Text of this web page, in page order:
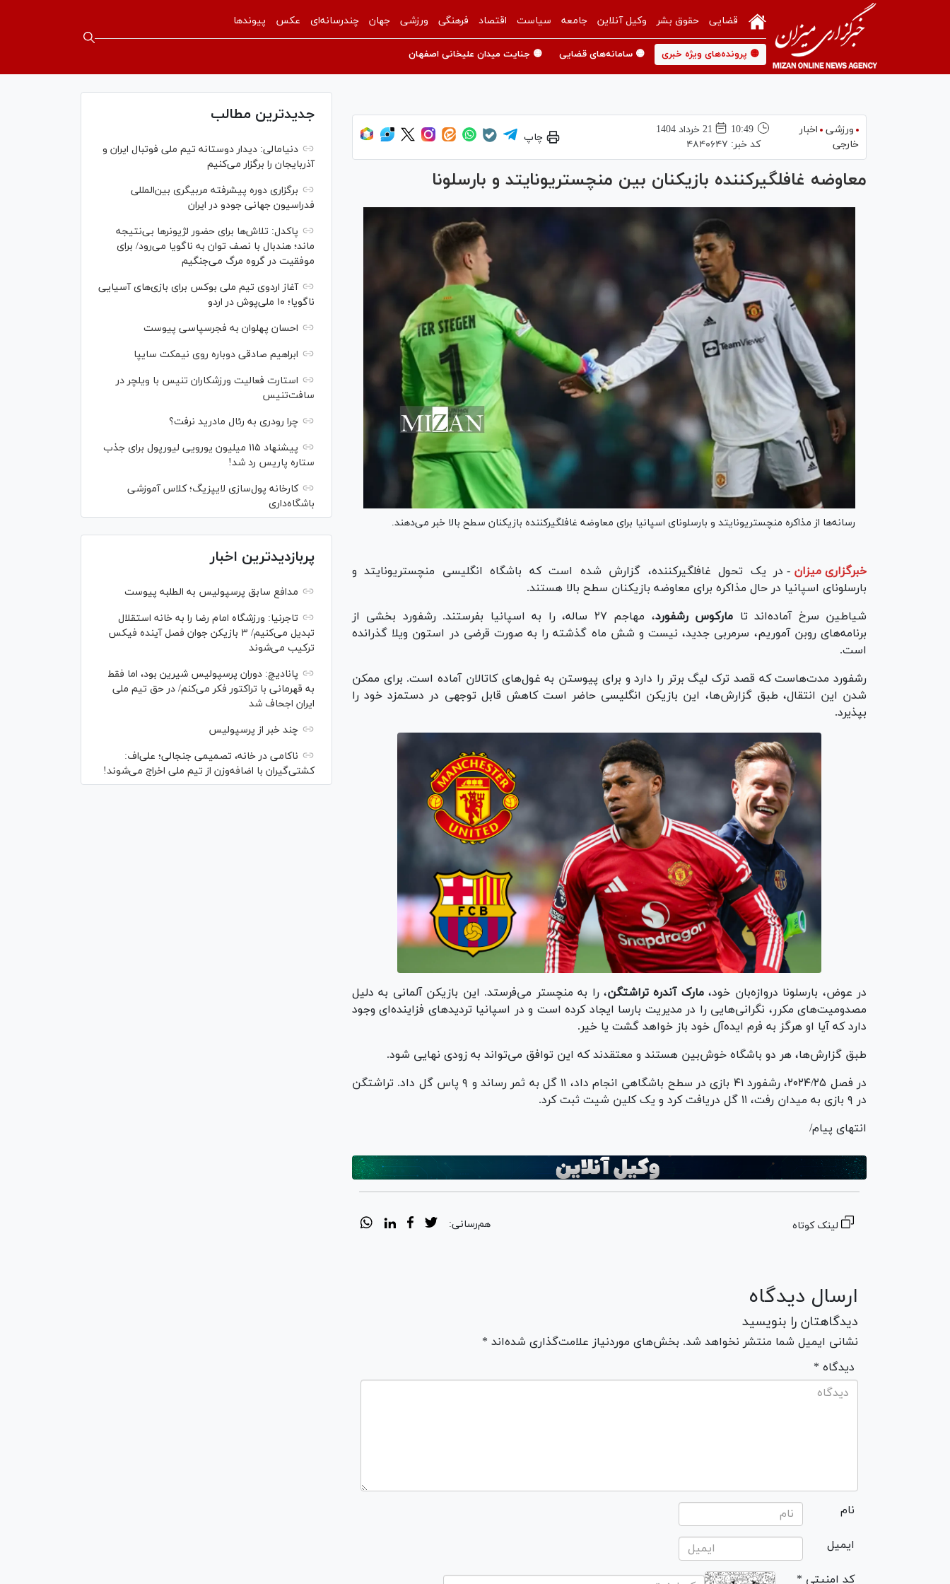
قضایی حقوق بشر وکیل آنلاین جامعه سیاست اقتصاد فرهنگی ورزشی جهان چندرسانه‌ای عکس پیوندها
🟡 پرونده‌های ویژه خبری 🟡 سامانه‌های قضایی 🟡 جنایت میدان علیخانی اصفهان
ورزشی
اخبار
خارجی
10:49
21 خرداد 1404
کد خبر: ۴۸۴۰۶۴۷
چاپ
معاوضه غافلگیرکننده بازیکنان بین منچستریونایتد و بارسلونا
رسانه‌ها از مذاکره منچستریونایتد و بارسلونای اسپانیا برای معاوضه غافلگیرکننده بازیکنان سطح بالا خبر می‌دهند.
خبرگزاری میزان - در یک تحول غافلگیرکننده، گزارش شده است که باشگاه انگلیسی منچستریونایتد و
بارسلونای اسپانیا در حال مذاکره برای معاوضه بازیکنان سطح بالا هستند.
شیاطین سرخ آماده‌اند تا مارکوس رشفورد
، مهاجم ۲۷ ساله، را به اسپانیا بفرستند. رشفورد بخشی از
برنامه‌های روبن آموریم، سرمربی جدید، نیست و شش ماه گذشته را به صورت قرضی در استون ویلا گذرانده
است.
رشفورد مدت‌هاست که قصد ترک لیگ برتر را دارد و برای پیوستن به غول‌های کاتالان آماده است. برای ممکن
شدن این انتقال، طبق گزارش‌ها، این بازیکن انگلیسی حاضر است کاهش قابل توجهی در دستمزد خود را
بپذیرد.
در عوض، بارسلونا دروازه‌بان خود،مارک آندره تراشتگن، را به منچستر می‌فرستد. این بازیکن آلمانی به دلیل
مصدومیت‌های مکرر، نگرانی‌هایی را در مدیریت بارسا ایجاد کرده است و در اسپانیا تردید‌های فزاینده‌ای وجود
دارد که آیا او هرگز به فرم ایده‌آل خود باز خواهد گشت یا خیر.
طبق گزارش‌ها، هر دو باشگاه خوش‌بین هستند و معتقدند که این توافق می‌تواند به زودی نهایی شود.
در فصل ۲۰۲۴/۲۵، رشفورد ۴۱ بازی در سطح باشگاهی انجام داد، ۱۱ گل به ثمر رساند و ۹ پاس گل داد. تراشتگن
در ۹ بازی به میدان رفت، ۱۱ گل دریافت کرد و یک کلین شیت ثبت کرد.
انتهای پیام/
لینک کوتاه هم‌رسانی:
ارسال دیدگاه
دیدگاهتان را بنویسید
نشانی ایمیل شما منتشر نخواهد شد. بخش‌های موردنیاز علامت‌گذاری شده‌اند *
* دیدگاه
نام
ایمیل
* کد امنیتی
جدیدترین مطالب
دنیامالی: دیدار دوستانه تیم ملی فوتبال ایران و
آذربایجان را برگزار می‌کنیم
برگزاری دوره پیشرفته مربیگری بین‌المللی
فدراسیون جهانی جودو در ایران
پاکدل: تلاش‌ها برای حضور لژیونر‌ها بی‌نتیجه
ماند؛ هندبال با نصف توان به ناگویا می‌رود/ برای
موفقیت در گروه مرگ می‌جنگیم
آغاز اردوی تیم ملی بوکس برای بازی‌های آسیایی
ناگویا؛ ۱۰ ملی‌پوش در اردو
احسان پهلوان به فجرسپاسی پیوست
ابراهیم صادقی دوباره روی نیمکت سایپا
استارت فعالیت ورزشکاران تنیس با ویلچر در
سافت‌تنیس
چرا رودری به رئال مادرید نرفت؟
پیشنهاد ۱۱۵ میلیون یورویی لیورپول برای جذب
ستاره پاریس رد شد!
کارخانه پول‌سازی لایپزیگ؛ کلاس آموزشی
باشگاه‌داری
پربازدیدترین اخبار
مدافع سابق پرسپولیس به الطلبه پیوست
تاجرنیا: ورزشگاه امام رضا را به خانه استقلال
تبدیل می‌کنیم/ ۳ بازیکن جوان فصل آینده فیکس
ترکیب می‌شوند
پانادیچ: دوران پرسپولیس شیرین بود، اما فقط
به قهرمانی با تراکتور فکر می‌کنم/ در حق تیم ملی
ایران اجحاف شد
چند خبر از پرسپولیس
ناکامی در خانه، تصمیمی جنجالی؛ علی‌اف:
کشتی‌گیران با اضافه‌وزن از تیم ملی اخراج می‌شوند!